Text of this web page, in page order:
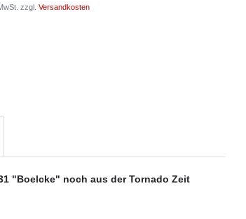
zzgl.Versandkosten
"Boelcke" noch aus der Tornado Zeit